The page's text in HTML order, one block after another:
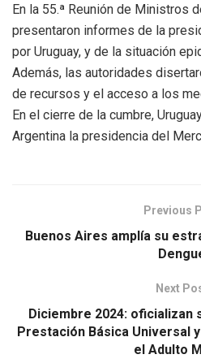
En la 55.ª Reunión de Ministros
presentaron informes de la
por Uruguay, y de la situación
Además, las autoridades
de recursos y el acceso a los
En el cierre de la cumbre,
Argentina la presidencia del
Previous
Buenos Aires amplía su
Next
Diciembre 2024: oficializan
Prestación Básica Universal
el Adulto